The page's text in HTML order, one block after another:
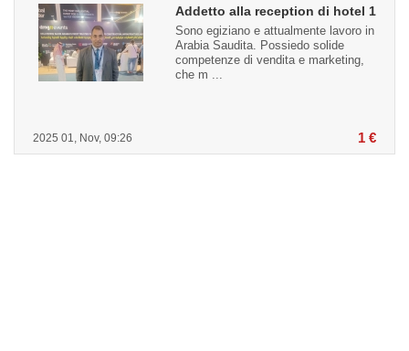
2025 01, Nov, 09:26
Addetto alla reception di hotel 1
Sono egiziano e attualmente lavoro in
Arabia Saudita. Possiedo solide
competenze di vendita e marketing,
che m ...
1 €